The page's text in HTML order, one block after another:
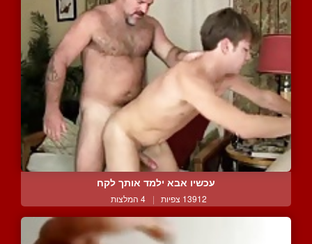
עכשיו אבא ילמד אותך לקח
13912 צפיות | 4 המלצות